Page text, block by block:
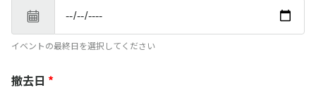
イベントの最終日を選択してください
撤去日 *